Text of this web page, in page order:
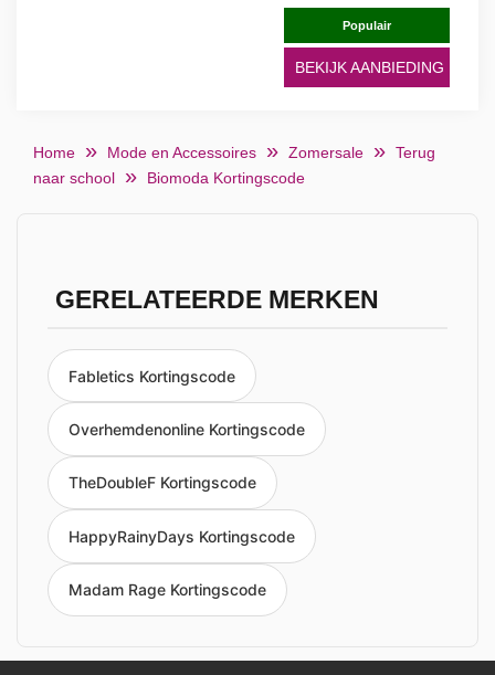
Populair
BEKIJK AANBIEDING
Home Mode en Accessoires Zomersale
Terug
naar school
Biomoda Kortingscode
GERELATEERDE MERKEN
Fabletics Kortingscode
Overhemdenonline Kortingscode
TheDoubleF Kortingscode
HappyRainyDays Kortingscode
Madam Rage Kortingscode